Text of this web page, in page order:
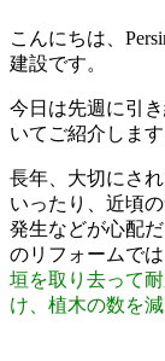
こんにちは、
建設です。
今日は先週に引
いてご紹介しま
長年、大切にさ
いったり、近頃
発生などが心配
のリフォームで
垣を取り去って
け、植木の数を